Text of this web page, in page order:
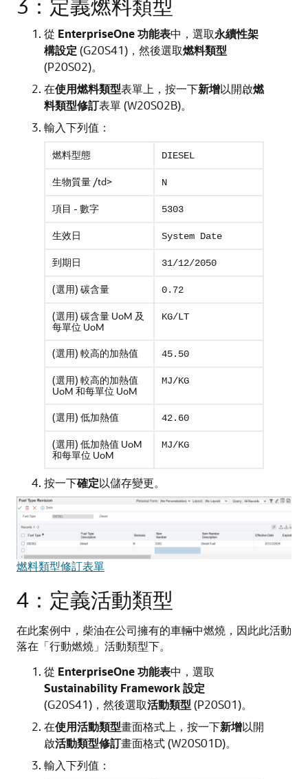
從 EnterpriseOne 功能表中，選取永續性架
構設定 (G20S41)，然後選取燃料類型
(P20S02)。
在使用燃料類型表單上，按一下新增以開啟燃
料類型修訂表單 (W20S02B)。
輸入下列值：
燃料型態 DIESEL
生物質量 /td> N
項目 - 數字 5303
生效日 System Date
到期日 31/12/2050
(選用) 碳含量 0.72
(選用) 碳含量 UoM 及
每單位 UoM
KG/LT
(選用) 較高的加熱值 45.50
(選用) 較高的加熱值
UoM 和每單位 UoM
MJ/KG
(選用) 低加熱值 42.60
(選用) 低加熱值 UoM
和每單位 UoM
MJ/KG
按一下確定以儲存變更。
燃料類型修訂表單
4：定義活動類型
在此案例中，柴油在公司擁有的車輛中燃燒，因此此活動
落在「行動燃燒」活動類型下。
從 EnterpriseOne 功能表中，選取
Sustainability Framework 設定
(G20S41)，然後選取活動類型 (P20S01)。
在使用活動類型畫面格式上，按一下新增以開
啟活動類型修訂畫面格式 (W20S01D)。
輸入下列值：